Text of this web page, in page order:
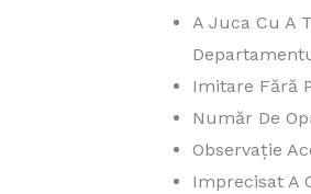
A Juca Cu A
Imitare Fără
Număr De
Observație
Imprecisat A